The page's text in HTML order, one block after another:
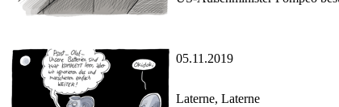
05.11.2019
Laterne, Laterne